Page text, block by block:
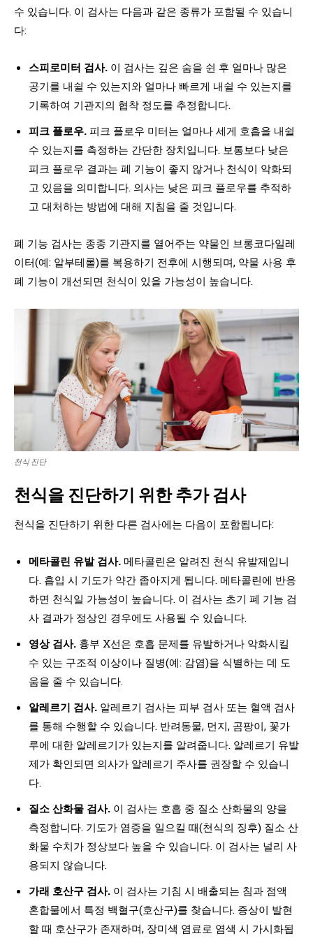
수 있습니다. 이 검사는 다음과 같은 종류가 포함될 수 있습니
다:
스피로미터 검사. 이 검사는 깊은 숨을 쉰 후 얼마나 많은
공기를 내쉴 수 있는지와 얼마나 빠르게 내쉴 수 있는지를
기록하여 기관지의 협착 정도를 추정합니다.
피크 플로우. 피크 플로우 미터는 얼마나 세게 호흡을 내쉴
수 있는지를 측정하는 간단한 장치입니다. 보통보다 낮은
피크 플로우 결과는 폐 기능이 좋지 않거나 천식이 악화되
고 있음을 의미합니다. 의사는 낮은 피크 플로우를 추적하
고 대처하는 방법에 대해 지침을 줄 것입니다.
폐 기능 검사는 종종 기관지를 열어주는 약물인 브롱코다일레
이터(예: 알부테롤)를 복용하기 전후에 시행되며, 약물 사용 후
폐 기능이 개선되면 천식이 있을 가능성이 높습니다.
천식 진단
천식을 진단하기 위한 추가 검사
천식을 진단하기 위한 다른 검사에는 다음이 포함됩니다:
메타콜린 유발 검사. 메타콜린은 알려진 천식 유발제입니
다. 흡입 시 기도가 약간 좁아지게 됩니다. 메타콜린에 반응
하면 천식일 가능성이 높습니다. 이 검사는 초기 폐 기능 검
사 결과가 정상인 경우에도 사용될 수 있습니다.
영상 검사. 흉부 X선은 호흡 문제를 유발하거나 악화시킬
수 있는 구조적 이상이나 질병(예: 감염)을 식별하는 데 도
움을 줄 수 있습니다.
알레르기 검사. 알레르기 검사는 피부 검사 또는 혈액 검사
를 통해 수행할 수 있습니다. 반려동물, 먼지, 곰팡이, 꽃가
루에 대한 알레르기가 있는지를 알려줍니다. 알레르기 유발
제가 확인되면 의사가 알레르기 주사를 권장할 수 있습니
다.
질소 산화물 검사. 이 검사는 호흡 중 질소 산화물의 양을
측정합니다. 기도가 염증을 일으킬 때(천식의 징후) 질소 산
화물 수치가 정상보다 높을 수 있습니다. 이 검사는 널리 사
용되지 않습니다.
가래 호산구 검사. 이 검사는 기침 시 배출되는 침과 점액
혼합물에서 특정 백혈구(호산구)를 찾습니다. 증상이 발현
할 때 호산구가 존재하며, 장미색 염료로 염색 시 가시화됩